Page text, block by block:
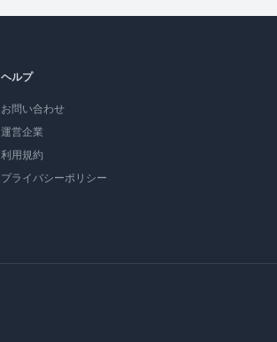
ヘルプ
お問い合わせ
運営企業
利用規約
プライバシーポリシー